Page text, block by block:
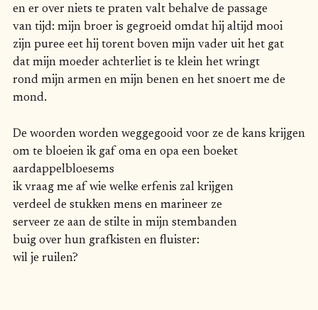
en er over niets te praten valt behalve de passage
van tijd: mijn broer is gegroeid omdat hij altijd mooi
zijn puree eet hij torent boven mijn vader uit het gat
dat mijn moeder achterliet is te klein het wringt
rond mijn armen en mijn benen en het snoert me de
mond.
De woorden worden weggegooid voor ze de kans krijgen
om te bloeien ik gaf oma en opa een boeket
aardappelbloesems
ik vraag me af wie welke erfenis zal krijgen
verdeel de stukken mens en marineer ze
serveer ze aan de stilte in mijn stembanden
buig over hun grafkisten en fluister:
wil je ruilen?